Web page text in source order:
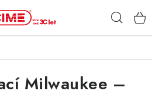
Milwaukee –